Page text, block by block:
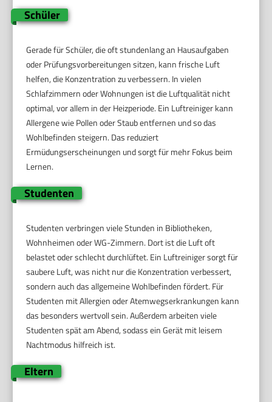
Schüler
Gerade für Schüler, die oft stundenlang an Hausaufgaben
oder Prüfungsvorbereitungen sitzen, kann frische Luft
helfen, die Konzentration zu verbessern. In vielen
Schlafzimmern oder Wohnungen ist die Luftqualität nicht
optimal, vor allem in der Heizperiode. Ein Luftreiniger kann
Allergene wie Pollen oder Staub entfernen und so das
Wohlbefinden steigern. Das reduziert
Ermüdungserscheinungen und sorgt für mehr Fokus beim
Lernen.
Studenten
Studenten verbringen viele Stunden in Bibliotheken,
Wohnheimen oder WG-Zimmern. Dort ist die Luft oft
belastet oder schlecht durchlüftet. Ein Luftreiniger sorgt für
saubere Luft, was nicht nur die Konzentration verbessert,
sondern auch das allgemeine Wohlbefinden fördert. Für
Studenten mit Allergien oder Atemwegserkrankungen kann
das besonders wertvoll sein. Außerdem arbeiten viele
Studenten spät am Abend, sodass ein Gerät mit leisem
Nachtmodus hilfreich ist.
Eltern